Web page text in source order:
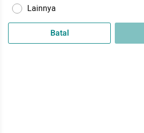
Lainnya
Batal